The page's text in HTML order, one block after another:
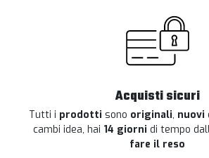
Acquisti sicuri
Tutti i prodotti sono originali, nuovi
cambi idea, hai 14 giorni di tempo
fare il reso